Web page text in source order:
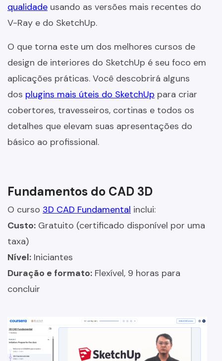
qualidade usando as versões mais recentes do
V-Ray e do SketchUp.
O que torna este um dos melhores cursos de
design de interiores do SketchUp é seu foco em
aplicações práticas. Você descobrirá alguns
dos plugins mais úteis do SketchUp para criar
cobertores, travesseiros, cortinas e todos os
detalhes que elevam suas apresentações do
básico ao profissional.
Fundamentos do CAD 3D
O curso 3D CAD Fundamental inclui:
Custo: Gratuito (certificado disponível por uma
taxa)
Nível: Iniciantes
Duração e formato: Flexível, 9 horas para
concluir